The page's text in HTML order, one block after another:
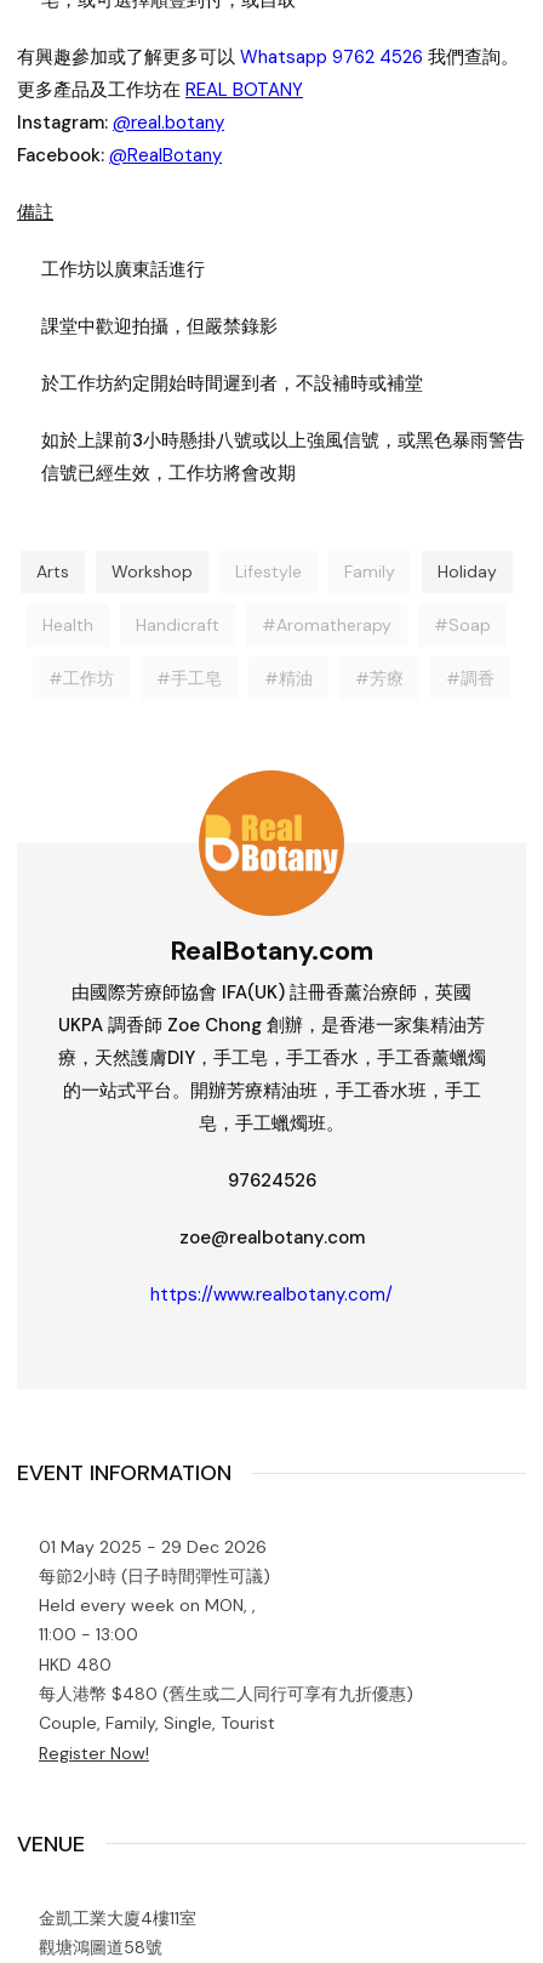
有興趣參加或了解更多可以 Whatsapp 9762 4526 我們查詢。
更多產品及工作坊在 REAL BOTANY
Instagram: @real.botany
Facebook: @RealBotany
備註
工作坊以廣東話進行
課堂中歡迎拍攝，但嚴禁錄影
於工作坊約定開始時間遲到者，不設補時或補堂
如於上課前3小時懸掛八號或以上強風信號，或黑色暴雨警告
信號已經生效，工作坊將會改期
Arts Workshop Lifestyle Family Holiday
Health Handicraft #Aromatherapy #Soap
#工作坊 #手工皂 #精油 #芳療 #調香
RealBotany.com
由國際芳療師協會 IFA(UK) 註冊香薰治療師，英國
UKPA 調香師 Zoe Chong 創辦，是香港一家集精油芳
療，天然護膚DIY，手工皂，手工香水，手工香薰蠟燭
的一站式平台。開辦芳療精油班，手工香水班，手工
皂，手工蠟燭班。
97624526
zoe@realbotany.com
https://www.realbotany.com/
EVENT INFORMATION
01 May 2025 - 29 Dec 2026
每節2小時 (日子時間彈性可議)
Held every week on MON, ,
11:00 - 13:00
HKD 480
每人港幣 $480 (舊生或二人同行可享有九折優惠)
Couple, Family, Single, Tourist
Register Now!
VENUE
金凱工業大廈4樓11室
觀塘鴻圖道58號